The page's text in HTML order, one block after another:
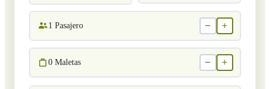
1 Pasajero − +
0 Maletas − +